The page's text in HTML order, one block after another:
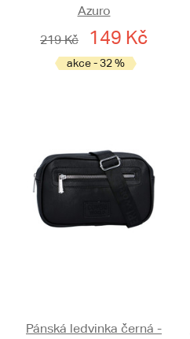
Azuro
219 Kč
149 Kč
akce - 32 %
Pánská ledvinka černá -